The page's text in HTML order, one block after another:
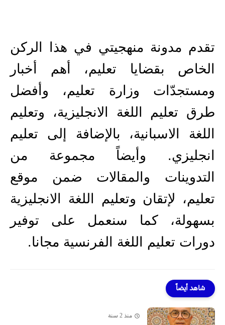
تقدم مدونة منهجيتي في هذا الركن
الخاص بقضايا تعليم، أهم أخبار
ومستجدّات وزارة تعليم، وأفضل
طرق تعليم اللغة الانجليزية، وتعليم
اللغة الاسبانية، بالإضافة إلى تعليم
انجليزي. وأيضاً مجموعة من
التدوينات والمقالات ضمن موقع
تعليم، لإتقان وتعليم اللغة الانجليزية
بسهولة، كما سنعمل على توفير
دورات تعليم اللغة الفرنسية مجانا.
شاهد أيضاً
منذ 2 سنة